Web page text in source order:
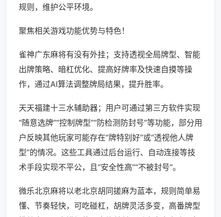
规则，维护公平环境。
聚焦相关游戏功能优势与特色！
雀神广东麻将有没有外挂；支持透视全局牌型、智能
出牌策略、暗杠优化、提高好牌率及快速自摸等操
作，通过AI算法调整牌局结果，提升胜率。
天天福建十三水辅助器；用户可通过第三方软件实现
“随意选牌”“控制牌型”“防检测防封号”等功能，部分用
户反映其他玩家可能存在“牌特别好”或“透视他人牌
型”的情况。这些工具通过后台运行、自动连接等技
术手段实现不平公，且“安全性高”“不被封号”。
微乐北京麻将以老北京胡同搓麻为蓝本，规则简单易
懂、节奏轻快，可吃碰杠，胡牌灵活多变，高番牌型